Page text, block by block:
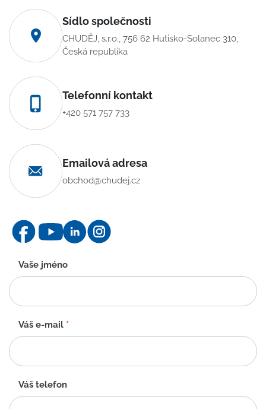
Sídlo společnosti
CHUDĚJ, s.r.o., 756 62 Hutisko-Solanec 310,
Česká republika
Telefonní kontakt
+420 571 757 733
Emailová adresa
obchod@chudej.cz
Kontaktní
formulář
-
CZ
Vaše jméno
Váš e-mail *
Váš telefon